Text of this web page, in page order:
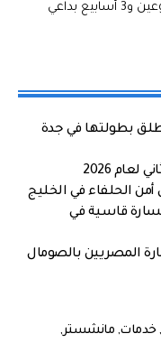
سيغيب عن الملاعب لمدة تتراوح بين أسبوعين و3 أسابيع بداعي
بطولتها في جدة
2026
الحلفاء في الخليج
قاسية في
المصريين بالصومال
,خدمات, مانشستر,